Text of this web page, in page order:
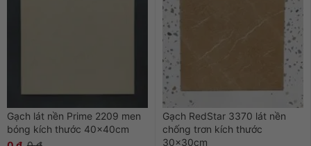
Gạch lát nền Prime 2209 men
bóng kích thước 40x40cm
Gạch RedStar 3370 lát nền
chống trơn kích thước
30x30cm